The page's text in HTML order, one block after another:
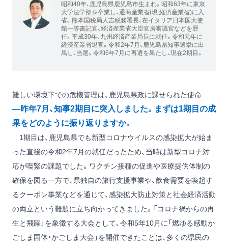
昭和40年、鹿児島県鹿児島市生まれ。昭和63年に東京
大学法学部を卒業し、通商産業省(現:経済産業省)に入
省。熊本国税局人吉税務署長、在イタリア日本国大使
館一等書記官、経済産業省大臣官房審議官などを歴
任。平成30年、九州経済産業局長に就任。令和元年に
経済産業省退官。令和2年7月、鹿児島県知事選挙に出
馬し、当選。令和6年7月に再選を果たし、現在2期目。
難しい環境下での危機管理は、鹿児島県政に課せられた使命
―昨年7月、知事2期目に突入しました。まずは1期目の成
果をどのように振り返りますか。
1期目は、鹿児島県でも新型コロナウイルスの感染拡大が始ま
った直後の令和2年7月の就任だったため、当時は新型コロナ対
応が喫緊の課題でした。ワクチン接種の促進や医療提供体制の
確保を図る一方で、県独自の旅行支援事業や、飲食需要を喚起す
るクーポン事業などを通じて、感染拡大防止対策と社会経済活動
の両立という難題に立ち向かってきました。「コロナ禍からの再
生と飛躍」を象徴する大会として、令和5年10月に「燃ゆる感動か
ごしま国体・かごしま大会」を開催できたことは、多くの県民の